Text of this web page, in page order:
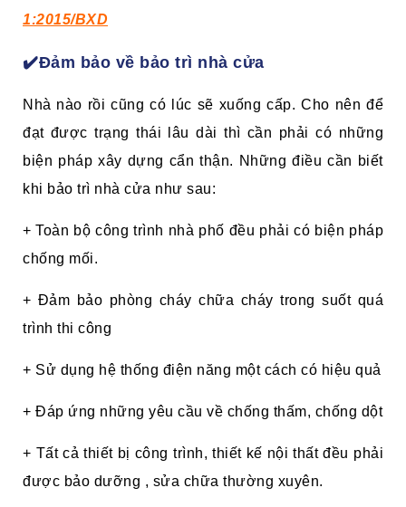
1:2015/BXD
✔️Đảm bảo về bảo trì nhà cửa
Nhà nào rồi cũng có lúc sẽ xuống cấp. Cho nên để
đạt được trạng thái lâu dài thì cần phải có những
biện pháp xây dựng cẩn thận. Những điều cần biết
khi bảo trì nhà cửa như sau:
+ Toàn bộ công trình nhà phố đều phải có biện pháp
chống mối.
+ Đảm bảo phòng cháy chữa cháy trong suốt quá
trình thi công
+ Sử dụng hệ thống điện năng một cách có hiệu quả
+ Đáp ứng những yêu cầu về chống thấm, chống dột
+ Tất cả thiết bị công trình, thiết kế nội thất đều phải
được bảo dưỡng , sửa chữa thường xuyên.